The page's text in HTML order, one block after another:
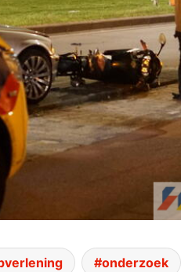
onderzoek